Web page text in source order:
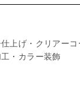
上げ・クリアー
・カラー装飾